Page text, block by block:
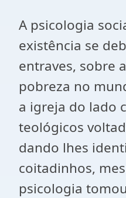
A psicologia
existência se
entraves, sobre
pobreza no
a igreja do lado
teológicos
dando lhes
coitadinhos,
psicologia